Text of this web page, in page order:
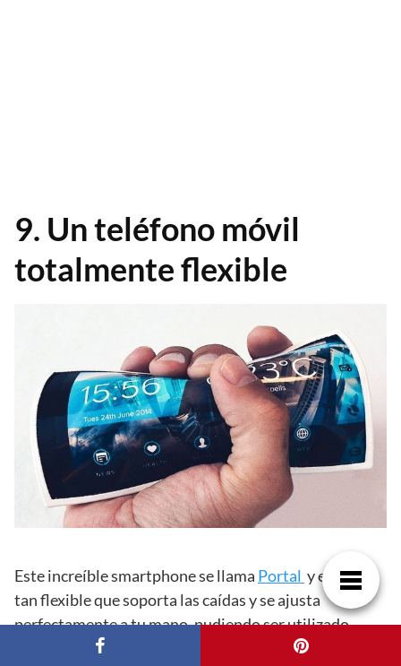
9. Un teléfono móvil
totalmente flexible
Este increíble smartphone se llama Portal y es
tan flexible que soporta las caídas y se ajusta
perfectamente a tu mano, pudiendo ser utilizado
también como reloj inteligente. Además, se puede